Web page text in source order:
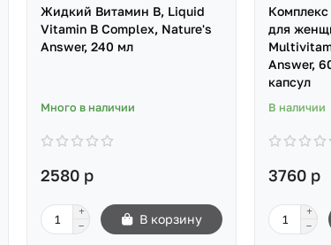
Жидкий Витамин B, Liquid
Vitamin B Complex, Nature's
Answer, 240 мл
Много в наличии
2580 р
В корзину
для
Answer,
капсул
В наличии
3760 р